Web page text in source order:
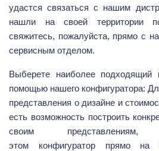
удастся связаться с нашим
нашли на своей территории
свяжитесь, пожалуйста, прямо с
сервисным отделом.
Выберете наиболее подходящий
помощью нашего конфигуратора:
представления о дизайне и
есть возможность построить
своим
этом конфигуратор прямо